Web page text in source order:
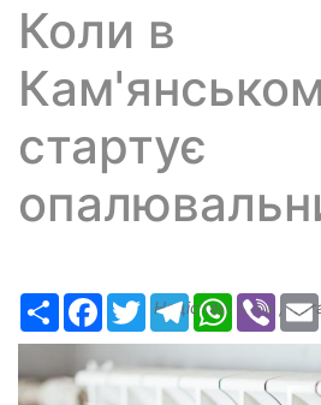
Коли в
стартує
РесурсFacebook
TwitterTelegram
Надіслав: ilona ,